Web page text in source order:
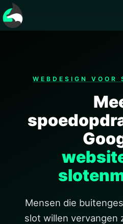
WEBDESIGN VOOR
Mensen die
slot willen vervangen